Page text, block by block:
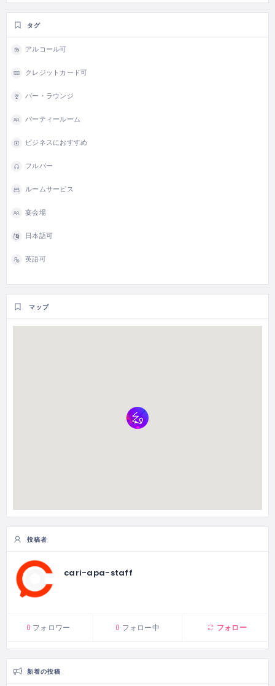
タグ
アルコール可
クレジットカード可
バー・ラウンジ
パーティールーム
ビジネスにおすすめ
フルバー
ルームサービス
宴会場
日本語可
英語可
マップ
投稿者
cari-apa-staff
0 フォロワー 0 フォロー中 フォロー
新着の投稿